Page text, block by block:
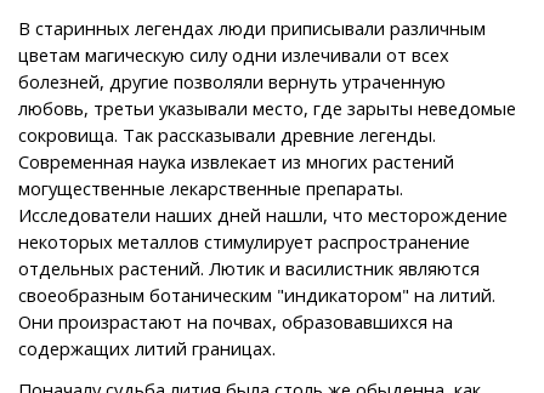
В старинных легендах люди приписывали различным
цветам магическую силу одни излечивали от всех
болезней, другие позволяли вернуть утраченную
любовь, третьи указывали место, где зарыты неведомые
сокровища. Так рассказывали древние легенды.
Современная наука извлекает из многих растений
могущественные лекарственные препараты.
Исследователи наших дней нашли, что месторождение
некоторых металлов стимулирует распространение
отдельных растений. Лютик и василистник являются
своеобразным ботаническим "индикатором" на литий.
Они произрастают на почвах, образовавшихся на
содержащих литий границах.